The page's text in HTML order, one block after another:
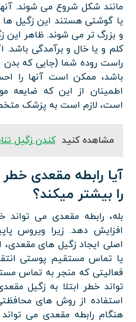
مانند شکل شروع می شوند.
یا گوشتی هستند این زگیل ها
و بزرگ تر می شوند. ظاهر
کلم و یا خال و برآمدگی
راست روده شما (جایی که بدن
باشد، ممکن است آنها را
اطمینان از این که ضایعه
است، لازم است به پزشک
مشاهده کنید کندن زگیل
آیا رابطه مقعدی خطر
را بیشتر میکند؟
بله، رابطه مقعدی می تواند
اصلی ایجاد زگیل های
یا تماس مستقیم پوستی
فعالیتی که منجر به تماس
تواند خطر ابتلا به زگیل
استفاده از روش های